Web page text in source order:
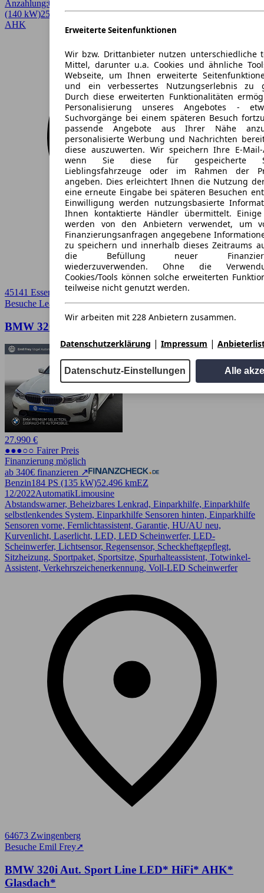
Erweiterte Seitenfunktionen
Wir bzw. Drittanbieter nutzen unterschiedliche
Mittel, darunter u.a. Cookies und ähnliche
Webseite, um Ihnen erweiterte
und ein verbessertes Nutzungserlebnis zu
Durch diese erweiterten Funktionalitäten
Personalisierung unseres Angebotes -
Suchvorgänge bei einem späteren Besuch
passende Angebote aus Ihrer Nähe
personalisierte Werbung und Nachrichten
diese auszuwerten. Wir speichern Ihre E-Mail-
wenn Sie diese für gespeicherte
Lieblingsfahrzeuge oder im Rahmen der
angeben. Dies erleichtert Ihnen die Nutzung
eine erneute Eingabe bei späteren Besuchen
Einwilligung werden nutzungsbasierte
Ihnen kontaktierte Händler übermittelt. Einige
werden von den Anbietern verwendet, um
Finanzierungsanfragen angegebene
zu speichern und innerhalb dieses Zeitraums
die Befüllung neuer
wiederzuverwenden. Ohne die
Cookies/Tools können solche erweiterten
teilweise nicht genutzt werden.
Wir arbeiten mit 228 Anbietern zusammen.
Datenschutzerklärung | Impressum |
Datenschutz-Einstellungen Alle
Anzahlung:0,00 €
(140 kW)25.037 kmEZ 10/2025AutomatikLimousine4 Türen
AHK
45141 Essen
Besuche Leasingmarkt➚
BMW 320i Aut. Sport Line Laserlicht* HiFi* SHZ*
27.990 €
●●●○○ Fairer Preis
Finanzierung möglich
ab 340€ finanzieren ↗
Benzin184 PS (135 kW)52.496 kmEZ
12/2022AutomatikLimousine
Abstandswarner, Beheizbares Lenkrad, Einparkhilfe, Einparkhilfe
selbstlenkendes System, Einparkhilfe Sensoren hinten, Einparkhilfe
Sensoren vorne, Fernlichtassistent, Garantie, HU/AU neu,
Kurvenlicht, Laserlicht, LED, LED Scheinwerfer, LED-
Scheinwerfer, Lichtsensor, Regensensor, Scheckheftgepflegt,
Sitzheizung, Sportpaket, Sportsitze, Spurhalteassistent, Totwinkel-
Assistent, Verkehrszeichenerkennung, Voll-LED Scheinwerfer
64673 Zwingenberg
Besuche Emil Frey➚
BMW 320i Aut. Sport Line LED* HiFi* AHK*
Glasdach*